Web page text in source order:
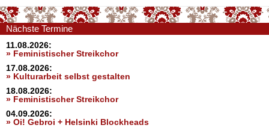
Nächste Termine
11.08.2026:
» Feministischer Streikchor
17.08.2026:
» Kulturarbeit selbst gestalten
18.08.2026:
» Feministischer Streikchor
04.09.2026:
» Oi! Gebroi + Helsinki Blockheads